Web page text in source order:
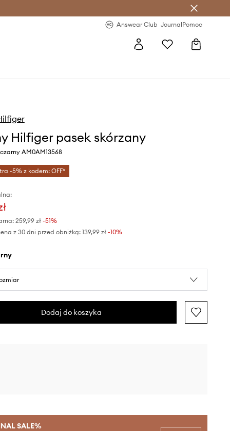
Answear Club JournalPomoc
Hilfiger pasek skórzany
AM0AM13568
-5% z kodem: OFF*
259,99 zł-51%
z 30 dni przed obniżką: 139,99 zł -10%
Dodaj do koszyka
SALE%